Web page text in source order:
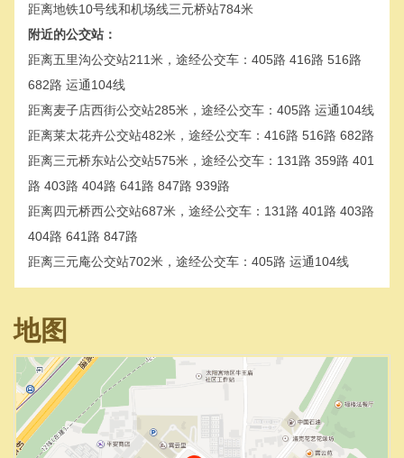
距离地铁10号线和机场线三元桥站784米
附近的公交站：
距离五里沟公交站211米，途经公交车：405路 416路 516路
682路 运通104线
距离麦子店西街公交站285米，途经公交车：405路 运通104线
距离莱太花卉公交站482米，途经公交车：416路 516路 682路
距离三元桥东站公交站575米，途经公交车：131路 359路 401
路 403路 404路 641路 847路 939路
距离四元桥西公交站687米，途经公交车：131路 401路 403路
404路 641路 847路
距离三元庵公交站702米，途经公交车：405路 运通104线
地图